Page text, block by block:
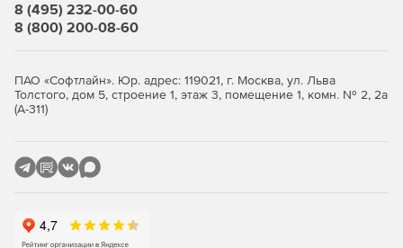
8 (495) 232-00-60
8 (800) 200-08-60
ПАО «Софтлайн». Юр. адрес: 119021, г. Москва, ул. Льва
Толстого, дом 5, строение 1, этаж 3, помещение 1, комн. № 2, 2а
(А-311)